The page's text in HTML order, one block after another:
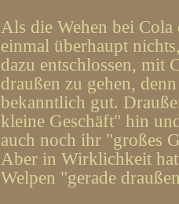
Als die Wehen bei Cola
einmal überhaupt
dazu entschlossen, mit
draußen zu gehen,
bekanntlich gut.
kleine Geschäft" hin
auch noch ihr "großes
Aber in Wirklichkeit
Welpen "gerade